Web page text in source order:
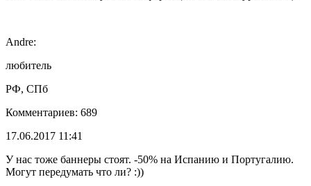
Andre:
любитель
РФ, СПб
Комментариев: 689
17.06.2017 11:41
У нас тоже баннеры стоят. -50% на Испанию и Португалию.
Могут передумать что ли? :))